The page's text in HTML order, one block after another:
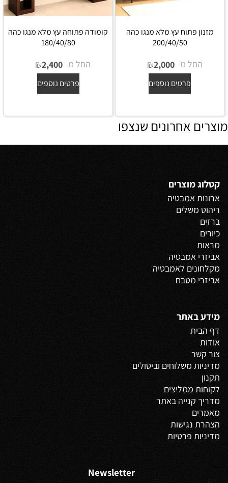
מזנון פתוח עץ מלא מנגו כהה
200/40/50
החל מ- ₪2,000
פרטים נוספים
קומודה פתוחה עץ מלא מנגו כהה
180/40/80
החל מ- ₪2,400
פרטים נוספים
מוצרים אחרונים שנצפו
קטלוג מוצרים
ארונות אמבטיה
ריהוט משלים
ברזים
כיורים
מראות
אביזרי אמבטיה
מקלחונים לאמבטיה
אביזרי מטבח
מידע באתר
דף הבית
אודות
צור קשר
מדיניות משלוחים וביטולים
תקנון
לקוחות ממליצים
מדריך קנייה באתר
מאמרים
הצהרת נגישות
מדיניות פרטיות
Newsletter